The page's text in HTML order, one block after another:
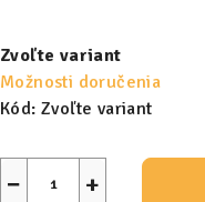
cena:
Zvoľte variant
Možnosti doručenia
Kód: Zvoľte variant
+
−